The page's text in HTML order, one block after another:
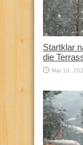
Startklar
die
Mai 10,